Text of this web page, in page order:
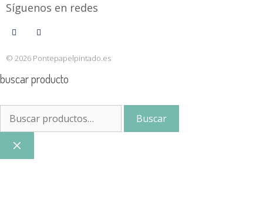
Síguenos en redes
© 2026 Pontepapelpintado.es
buscar producto
Buscar